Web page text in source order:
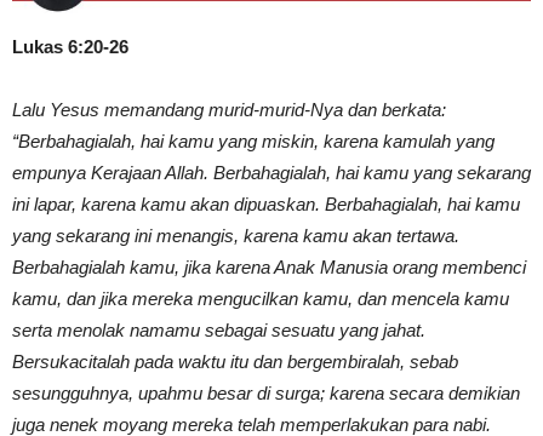
Lukas 6:20-26
Lalu Yesus memandang murid-murid-Nya dan berkata:
“Berbahagialah, hai kamu yang miskin, karena kamulah yang
empunya Kerajaan Allah. Berbahagialah, hai kamu yang sekarang
ini lapar, karena kamu akan dipuaskan. Berbahagialah, hai kamu
yang sekarang ini menangis, karena kamu akan tertawa.
Berbahagialah kamu, jika karena Anak Manusia orang membenci
kamu, dan jika mereka mengucilkan kamu, dan mencela kamu
serta menolak namamu sebagai sesuatu yang jahat.
Bersukacitalah pada waktu itu dan bergembiralah, sebab
sesungguhnya, upahmu besar di surga; karena secara demikian
juga nenek moyang mereka telah memperlakukan para nabi.